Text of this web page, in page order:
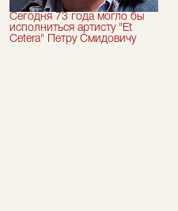
Сегодня 73 года могло бы
исполниться артисту "Et
Cetera" Петру Смидовичу